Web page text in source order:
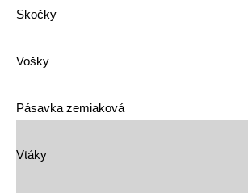
Skočky
Vošky
Pásavka zemiaková
Vtáky